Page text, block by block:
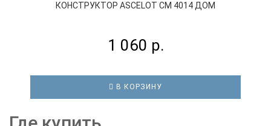
КОНСТРУКТОР ASCELOT СM 4014 ДОМ
1 060 р.
В КОРЗИНУ